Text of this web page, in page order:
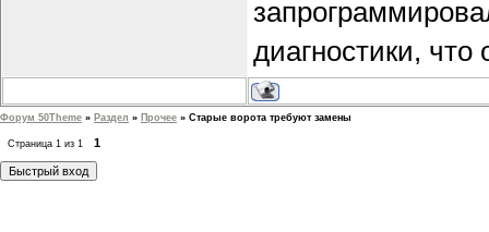
диагностики,
Форум 50Theme » Раздел » Прочее » Старые ворота требуют замены
Страница 1 из 1 1